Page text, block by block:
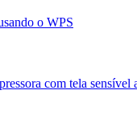
o WPS
com tela sensível